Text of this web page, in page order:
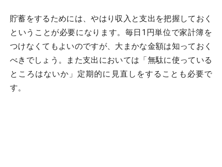
貯蓄をするためには、やはり収入と支出を把握しておく
ということが必要になります。毎日1円単位で家計簿を
つけなくてもよいのですが、大まかな金額は知っておく
べきでしょう。また支出においては「無駄に使っている
ところはないか」定期的に見直しをすることも必要で
す。